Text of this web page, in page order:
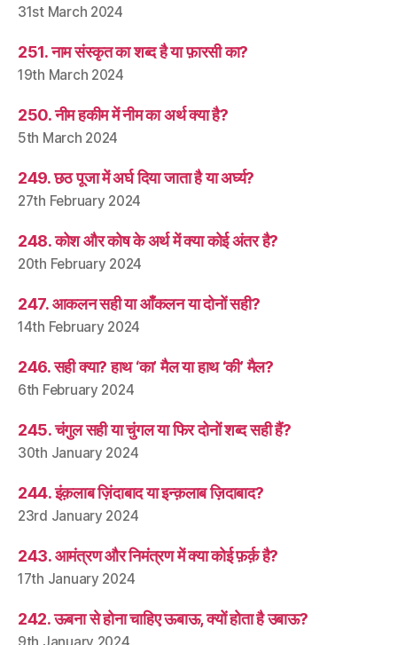
31st March 2024
251. नाम संस्कृत का शब्द है या फ़ारसी का?
19th March 2024
250. नीम हकीम में नीम का अर्थ क्या है?
5th March 2024
249. छठ पूजा में अर्घ दिया जाता है या अर्घ्य?
27th February 2024
248. कोश और कोष के अर्थ में क्या कोई अंतर है?
20th February 2024
247. आकलन सही या आँकलन या दोनों सही?
14th February 2024
246. सही क्या? हाथ ‘का’ मैल या हाथ ‘की’ मैल?
6th February 2024
245. चंगुल सही या चुंगल या फिर दोनों शब्द सही हैं?
30th January 2024
244. इंक़लाब ज़िंदाबाद या इन्क़लाब ज़िदाबाद?
23rd January 2024
243. आमंत्रण और निमंत्रण में क्या कोई फ़र्क़ है?
17th January 2024
242. ऊबना से होना चाहिए ऊबाऊ, क्यों होता है उबाऊ?